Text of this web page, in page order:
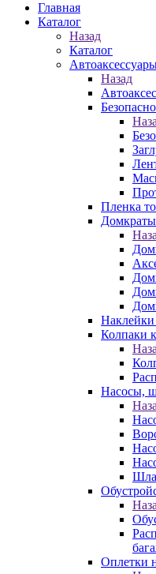
Главная
Каталог
Назад
Каталог
Назад
Пленка
Домкраты
Наклейки
Колпаки
Насосы,
Оплетки